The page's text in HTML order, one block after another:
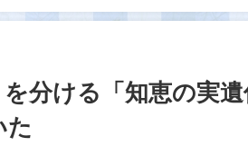
分ける「知恵の実
た